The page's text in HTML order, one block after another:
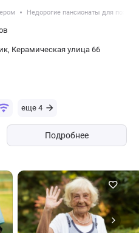
Недорогие пансионаты для
Керамическая улица 66
еще 4
Подробнее